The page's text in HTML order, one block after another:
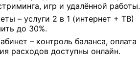
игр и удалённой работы.
– услуги 2 в 1 (интернет + ТВ)
до 30%.
– контроль баланса, оплата
расходов доступны онлайн.